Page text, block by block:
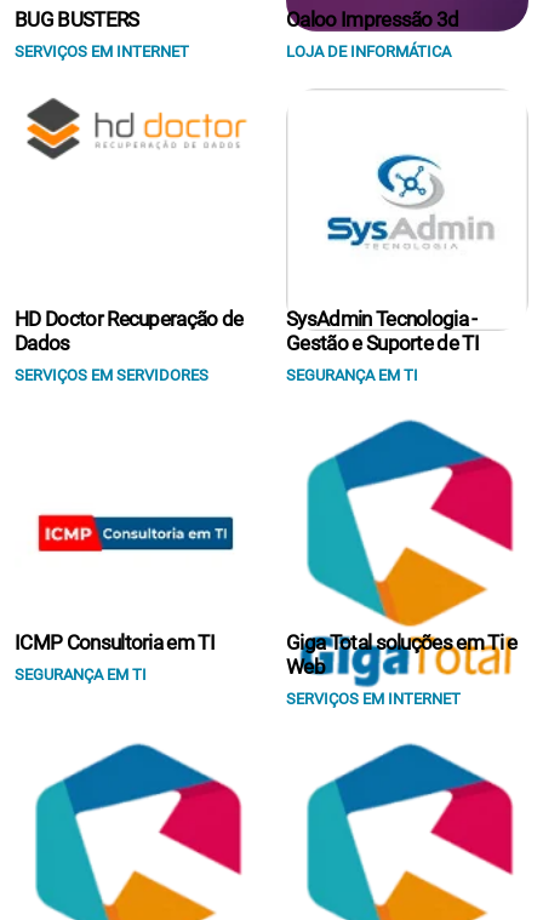
BUG BUSTERS
SERVIÇOS EM INTERNET
Oaloo Impressão 3d
LOJA DE INFORMÁTICA
HD Doctor Recuperação de
Dados
SERVIÇOS EM SERVIDORES
SysAdmin Tecnologia -
Gestão e Suporte de TI
SEGURANÇA EM TI
ICMP Consultoria em TI
SEGURANÇA EM TI
Giga Total soluções em Ti e
Web
SERVIÇOS EM INTERNET